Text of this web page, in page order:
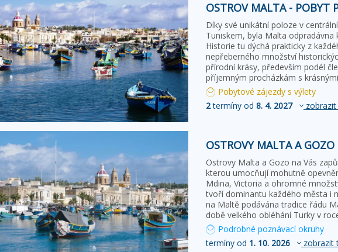
OSTROV MALTA - POBYT
Díky své unikátní poloze v
Tuniskem, byla Malta
Historie tu dýchá prakticky z
nepřeberného množství
přírodní krásy, především podél
příjemným procházkám s
Pobytové zájezdy s výlety
2termíny od 8. 4. 2027
OSTROVY MALTA A GOZO
Ostrovy Malta a Gozo na Vás
kterou umocňují mohutně
Mdina, Victoria a ohromné
tvoří dominantu každého města i
na Maltě podávána tradice řádu
době velkého obléhání Turky v
Podrobné poznávací okruhy
termíny od 1. 10. 2026 zobrazit